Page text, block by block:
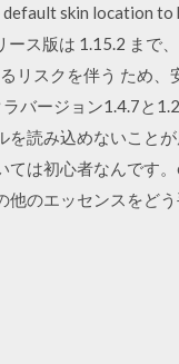
skin location to
ス版は 1.15.2 まで
リスクを伴う ため
バージョン1.4.7と
読み込めないことが
は初心者なんです
のエッセンスをど